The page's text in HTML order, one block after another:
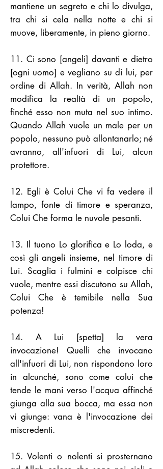
mantiene un segreto e chi lo divulga,
tra chi si cela nella notte e chi si
muove, liberamente, in pieno giorno.
11. Ci sono [angeli] davanti e dietro
[ogni uomo] e vegliano su di lui, per
ordine di Allah. In verità, Allah non
modifica la realtà di un popolo,
finché esso non muta nel suo intimo.
Quando Allah vuole un male per un
popolo, nessuno può allontanarlo; né
avranno, all'infuori di Lui, alcun
protettore.
12. Egli è Colui Che vi fa vedere il
lampo, fonte di timore e speranza,
Colui Che forma le nuvole pesanti.
13. Il tuono Lo glorifica e Lo loda, e
così gli angeli insieme, nel timore di
Lui. Scaglia i fulmini e colpisce chi
vuole, mentre essi discutono su Allah,
Colui Che è temibile nella Sua
potenza!
14. A Lui [spetta] la vera
invocazione! Quelli che invocano
all'infuori di Lui, non rispondono loro
in alcunché, sono come colui che
tende le mani verso l'acqua affinché
giunga alla sua bocca, ma essa non
vi giunge: vana è l'invocazione dei
miscredenti.
15. Volenti o nolenti si prosternano